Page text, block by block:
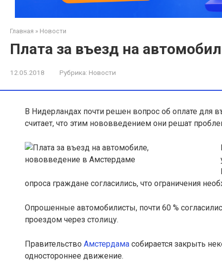
Главная » Новости
Плата за въезд на
12.05.2018 Рубрика: Новости
В Нидерландах почти решен вопрос об оплате для
считает, что этим нововведением они решат
опроса граждане согласились, что ограничения
Опрошенные автомобилисты, почти 60 %
проездом через столицу.
Правительство Амстердама собирается закрыть
одностороннее движение.